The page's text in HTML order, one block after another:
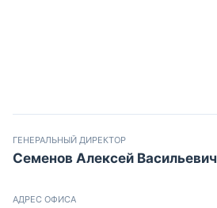
ГЕНЕРАЛЬНЫЙ ДИРЕКТОР
Семенов Алексей Васильевич
АДРЕС ОФИСА